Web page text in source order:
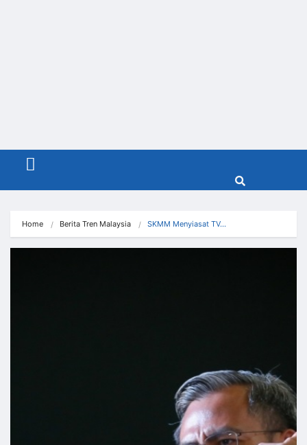
Menu
Home Berita Tren Malaysia SKMM Menyiasat TV…